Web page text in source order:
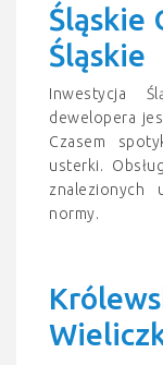
Śląskie
Śląskie
Inwestycja
dewelopera
Czasem
usterki.
znalezionych
normy.